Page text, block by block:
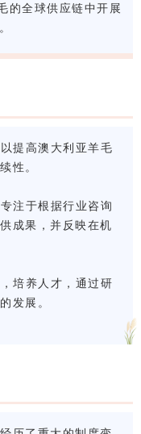
的全球供应链中开展
提高澳大利亚羊毛
性。
注于根据行业咨询
成果，并反映在机
培养人才，通过研
发展。
立了澳大利亚羊毛研